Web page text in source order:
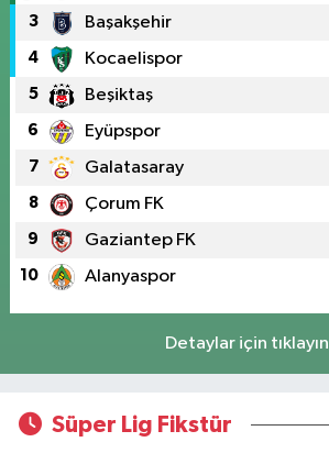
3 Başakşehir
4 Kocaelispor
5 Beşiktaş
6 Eyüpspor
7 Galatasaray
8 Çorum FK
9 Gaziantep FK
10 Alanyaspor
Detaylar için tıklayın
Süper Lig Fikstür